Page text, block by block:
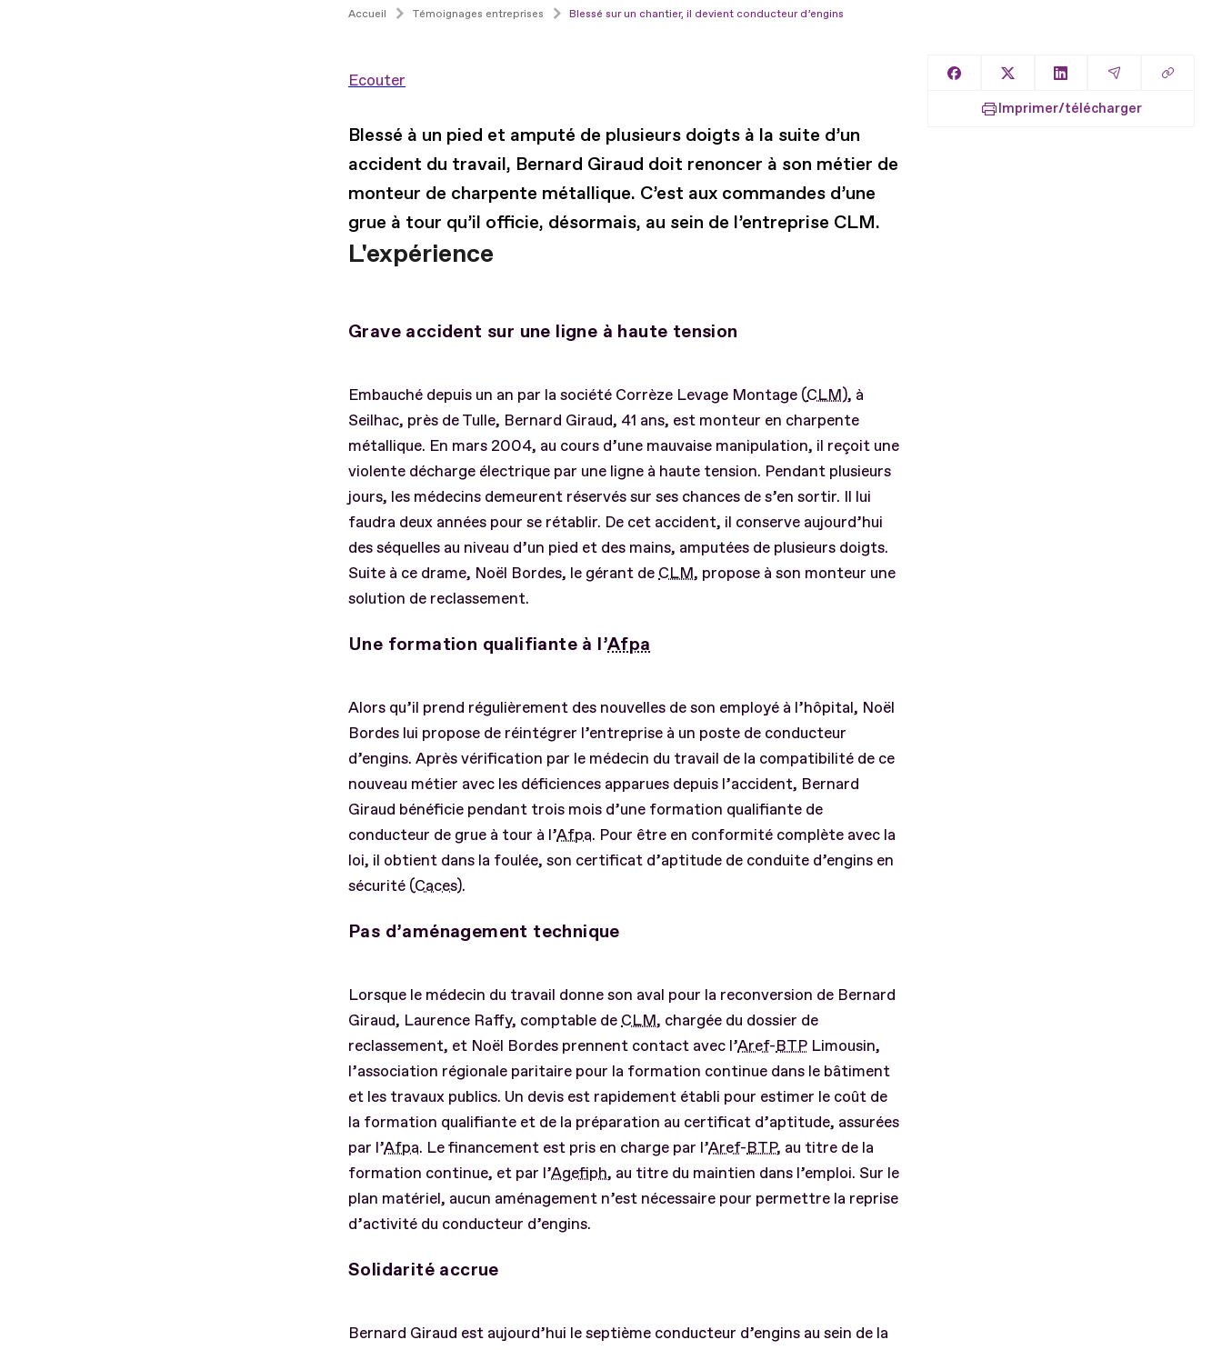
Accueil Témoignages entreprises Blessé sur un chantier, il devient conducteur d’engins
Ecouter
Blessé à un pied et amputé de plusieurs doigts à la suite d’un
accident du travail, Bernard Giraud doit renoncer à son métier de
monteur de charpente métallique. C’est aux commandes d’une
grue à tour qu’il officie, désormais, au sein de l’entreprise CLM.
L'expérience
Grave accident sur une ligne à haute tension
Embauché depuis un an par la société Corrèze Levage Montage (CLM), à
Seilhac, près de Tulle, Bernard Giraud, 41 ans, est monteur en charpente
métallique. En mars 2004, au cours d’une mauvaise manipulation, il reçoit une
violente décharge électrique par une ligne à haute tension. Pendant plusieurs
jours, les médecins demeurent réservés sur ses chances de s’en sortir. Il lui
faudra deux années pour se rétablir. De cet accident, il conserve aujourd’hui
des séquelles au niveau d’un pied et des mains, amputées de plusieurs doigts.
Suite à ce drame, Noël Bordes, le gérant de CLM, propose à son monteur une
solution de reclassement.
Une formation qualifiante à l’Afpa
Alors qu’il prend régulièrement des nouvelles de son employé à l’hôpital, Noël
Bordes lui propose de réintégrer l’entreprise à un poste de conducteur
d’engins. Après vérification par le médecin du travail de la compatibilité de ce
nouveau métier avec les déficiences apparues depuis l’accident, Bernard
Giraud bénéficie pendant trois mois d’une formation qualifiante de
conducteur de grue à tour à l’Afpa. Pour être en conformité complète avec la
loi, il obtient dans la foulée, son certificat d’aptitude de conduite d’engins en
sécurité (Caces).
Pas d’aménagement technique
Lorsque le médecin du travail donne son aval pour la reconversion de Bernard
Giraud, Laurence Raffy, comptable de CLM, chargée du dossier de
reclassement, et Noël Bordes prennent contact avec l’Aref-BTP Limousin,
l’association régionale paritaire pour la formation continue dans le bâtiment
et les travaux publics. Un devis est rapidement établi pour estimer le coût de
la formation qualifiante et de la préparation au certificat d’aptitude, assurées
par l’Afpa. Le financement est pris en charge par l’Aref-BTP, au titre de la
formation continue, et par l’Agefiph, au titre du maintien dans l’emploi. Sur le
plan matériel, aucun aménagement n’est nécessaire pour permettre la reprise
d’activité du conducteur d’engins.
Solidarité accrue
Bernard Giraud est aujourd’hui le septième conducteur d’engins au sein de la
Partager sur Facebook
Partager sur XPartager sur LinkedIn
Partager par
Copier
Imprimer/télécharger